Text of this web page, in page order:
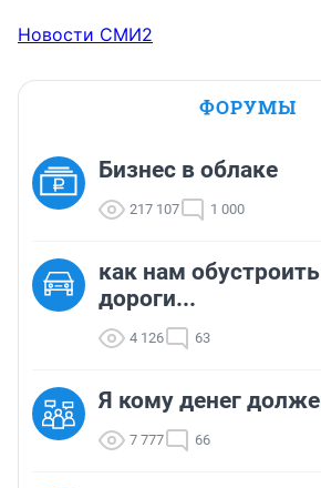
Новости СМИ2
ФОРУМЫ
Бизнес в облаке
217 107 1 000
как нам
дороги...
4 126 63
Я кому денег
7 777 66